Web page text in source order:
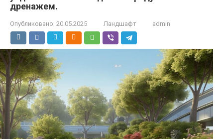
дренажем.
Опубликовано: 20.05.2025 Ландшафт admin